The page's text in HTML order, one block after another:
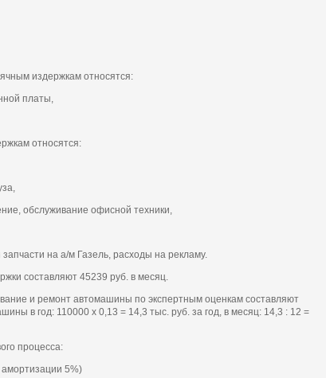
издержкам относятся:
платы,
относятся:
обслуживание офисной техники,
на а/м Газель, расходы на рекламу.
составляют 45239 руб. в месяц.
и ремонт автомашины по экспертным оценкам составляют
в год: 110000 х 0,13 = 14,3 тыс. руб. за год, в месяц: 14,3 : 12 =
процесса:
5%)